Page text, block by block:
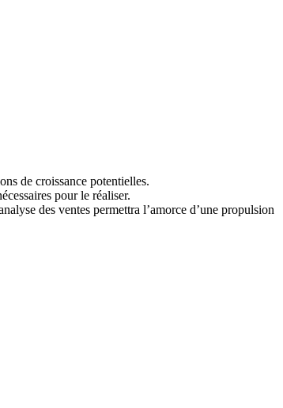
de croissance potentielles.
pour le réaliser.
des ventes permettra l’amorce d’une propulsion